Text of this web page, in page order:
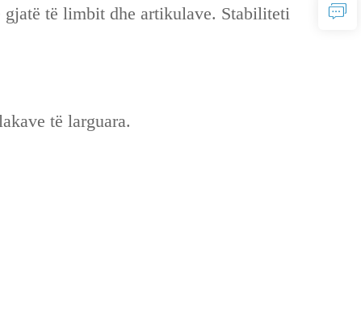
të limbit dhe artikulave. Stabiliteti
të larguara.